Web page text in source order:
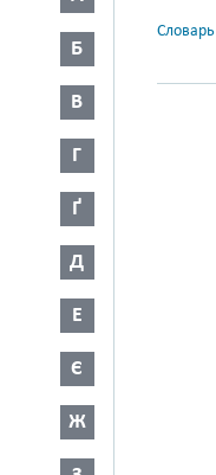
Б
В
Г
Ґ
Д
Е
Є
Ж